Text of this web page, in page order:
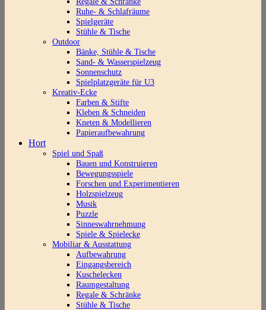
Ruhe- & Schlafräume
Spielgeräte
Stühle & Tische
Outdoor
Bänke, Stühle & Tische
Sand- & Wasserspielzeug
Sonnenschutz
Spielplatzgeräte für U3
Kreativ-Ecke
Farben & Stifte
Kleben & Schneiden
Kneten & Modellieren
Papieraufbewahrung
Hort
Spiel und Spaß
Bauen und Konstruieren
Bewegungsspiele
Forschen und Experimentieren
Holzspielzeug
Musik
Puzzle
Sinneswahrnehmung
Spiele & Spielecke
Mobiliar & Ausstattung
Aufbewahrung
Eingangsbereich
Kuschelecken
Raumgestaltung
Regale & Schränke
Stühle & Tische